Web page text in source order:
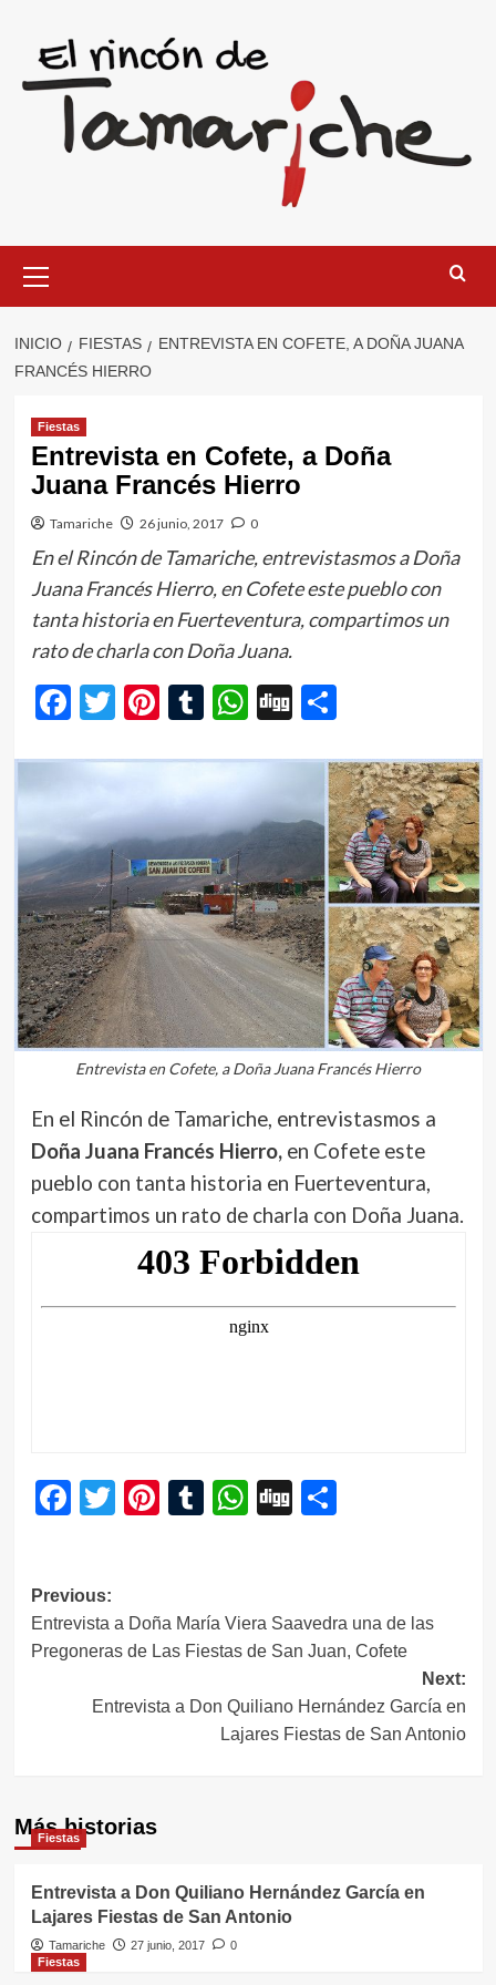
contenido
primario
INICIO FIESTAS
ENTREVISTA EN COFETE, A DOÑA JUANA
FRANCÉS HIERRO
Fiestas
Entrevista en Cofete, a Doña
Juana Francés Hierro
Tamariche 26 junio, 2017 0
En el Rincón de Tamariche, entrevistasmos a Doña
Juana Francés Hierro, en Cofete este pueblo con
tanta historia en Fuerteventura, compartimos un
rato de charla con Doña Juana.
Facebook
Twitter
Pinterest
Tumblr
WhatsApp
Digg
Entrevista en Cofete, a Doña Juana Francés Hierro
En el Rincón de Tamariche, entrevistasmos a
Doña Juana Francés Hierro,en Cofete este
pueblo con tanta historia en Fuerteventura,
compartimos un rato de charla con Doña Juana.
Facebook
Twitter
Pinterest
Tumblr
WhatsApp
DiggCompartir
Navegación
de
entradas
Previous:
Entrevista a Doña María Viera Saavedra una de las
Pregoneras de Las Fiestas de San Juan, Cofete
Next:
Entrevista a Don Quiliano Hernández García en
Lajares Fiestas de San Antonio
Más historias
Fiestas
Entrevista a Don Quiliano Hernández García en
Lajares Fiestas de San Antonio
Tamariche 27 junio, 2017
0
Fiestas